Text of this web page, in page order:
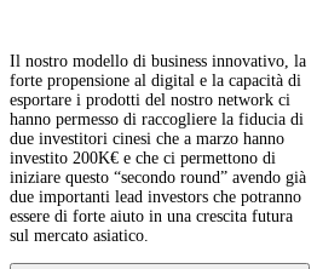
Il nostro modello di business innovativo, la
forte propensione al digital e la capacità di
esportare i prodotti del nostro network ci
hanno permesso di raccogliere la fiducia di
due investitori cinesi che a marzo hanno
investito 200K€ e che ci permettono di
iniziare questo “secondo round” avendo già
due importanti lead investors che potranno
essere di forte aiuto in una crescita futura
sul mercato asiatico.